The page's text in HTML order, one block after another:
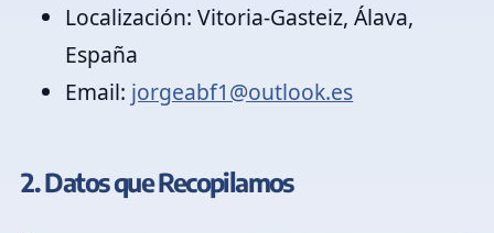
Localización: Vitoria-Gasteiz, Álava,
España
Email: jorgeabf1@outlook.es
2. Datos que Recopilamos